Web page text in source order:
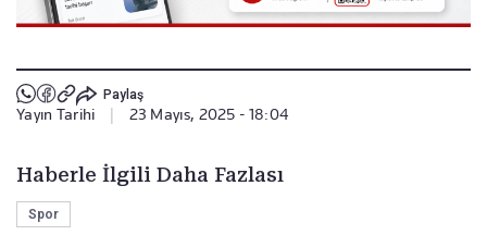
Paylaş
Yayın Tarihi 23 Mayıs, 2025 - 18:04
Haberle İlgili Daha Fazlası
Spor